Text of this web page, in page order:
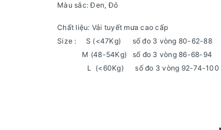
Màu sắc: Đen, Đỏ
Chất liệu: Vải tuyết mưa cao cấp
Size : S (<47Kg) số đo 3 vòng 80-62-88
M (48-54Kg) số đo 3 vòng 86-68-94
L (<60Kg) số đo 3 vòng 92-74-100